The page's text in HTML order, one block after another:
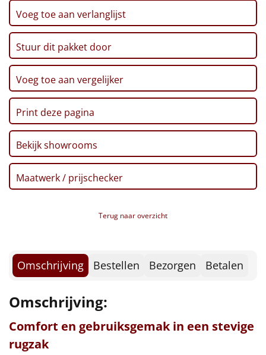
Alle thema's
Artikel
Hitster NIEUW
Pizzarette
Tas
Wake up light
NIEUW
Borrelplank
Noodradio NIEUW
Overige
Pepermunt, 65 gr
Pannenkoekenmix, 400 gr
Thee, 1,5 gr, 20 st
Pinda's, 100 gr
Autodrop, Kerstlimo's, 70 gr
Kerstmagazine 2025
Verpakt in een feestelijke kerstdoos
Voeg toe aan verlanglijst
Stuur dit pakket door
Voeg toe aan vergelijker
Print deze pagina
Bekijk showrooms
Maatwerk / prijschecker
Terug naar overzicht
Omschrijving Bestellen Bezorgen Betalen
Omschrijving:
Comfort en gebruiksgemak in een stevige
rugzak